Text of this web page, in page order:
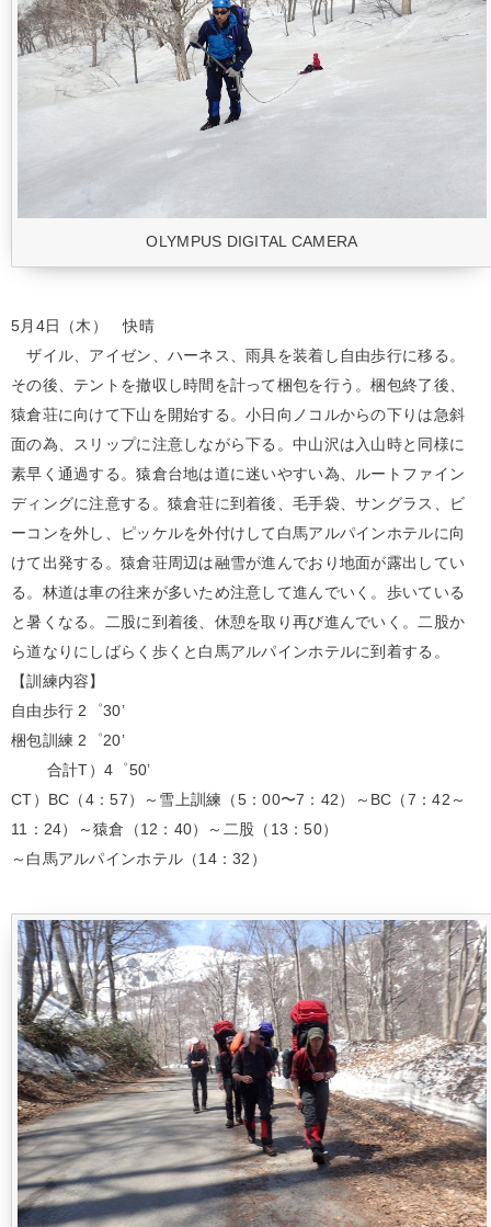
OLYMPUS DIGITAL CAMERA
5月4日（木） 快晴
ザイル、アイゼン、ハーネス、雨具を装着し自由歩行に移る。
その後、テントを撤収し時間を計って梱包を行う。梱包終了後、
猿倉荘に向けて下山を開始する。小日向ノコルからの下りは急斜
面の為、スリップに注意しながら下る。中山沢は入山時と同様に
素早く通過する。猿倉台地は道に迷いやすい為、ルートファイン
ディングに注意する。猿倉荘に到着後、毛手袋、サングラス、ビ
ーコンを外し、ピッケルを外付けして白馬アルパインホテルに向
けて出発する。猿倉荘周辺は融雪が進んでおり地面が露出してい
る。林道は車の往来が多いため注意して進んでいく。歩いている
と暑くなる。二股に到着後、休憩を取り再び進んでいく。二股か
ら道なりにしばらく歩くと白馬アルパインホテルに到着する。
【訓練内容】
自由歩行 2゜30’
梱包訓練 2゜20’
合計T）4゜50’
CT）BC（4：57）～雪上訓練（5：00〜7：42）～BC（7：42～
11：24）～猿倉（12：40）～二股（13：50）
～白馬アルパインホテル（14：32）